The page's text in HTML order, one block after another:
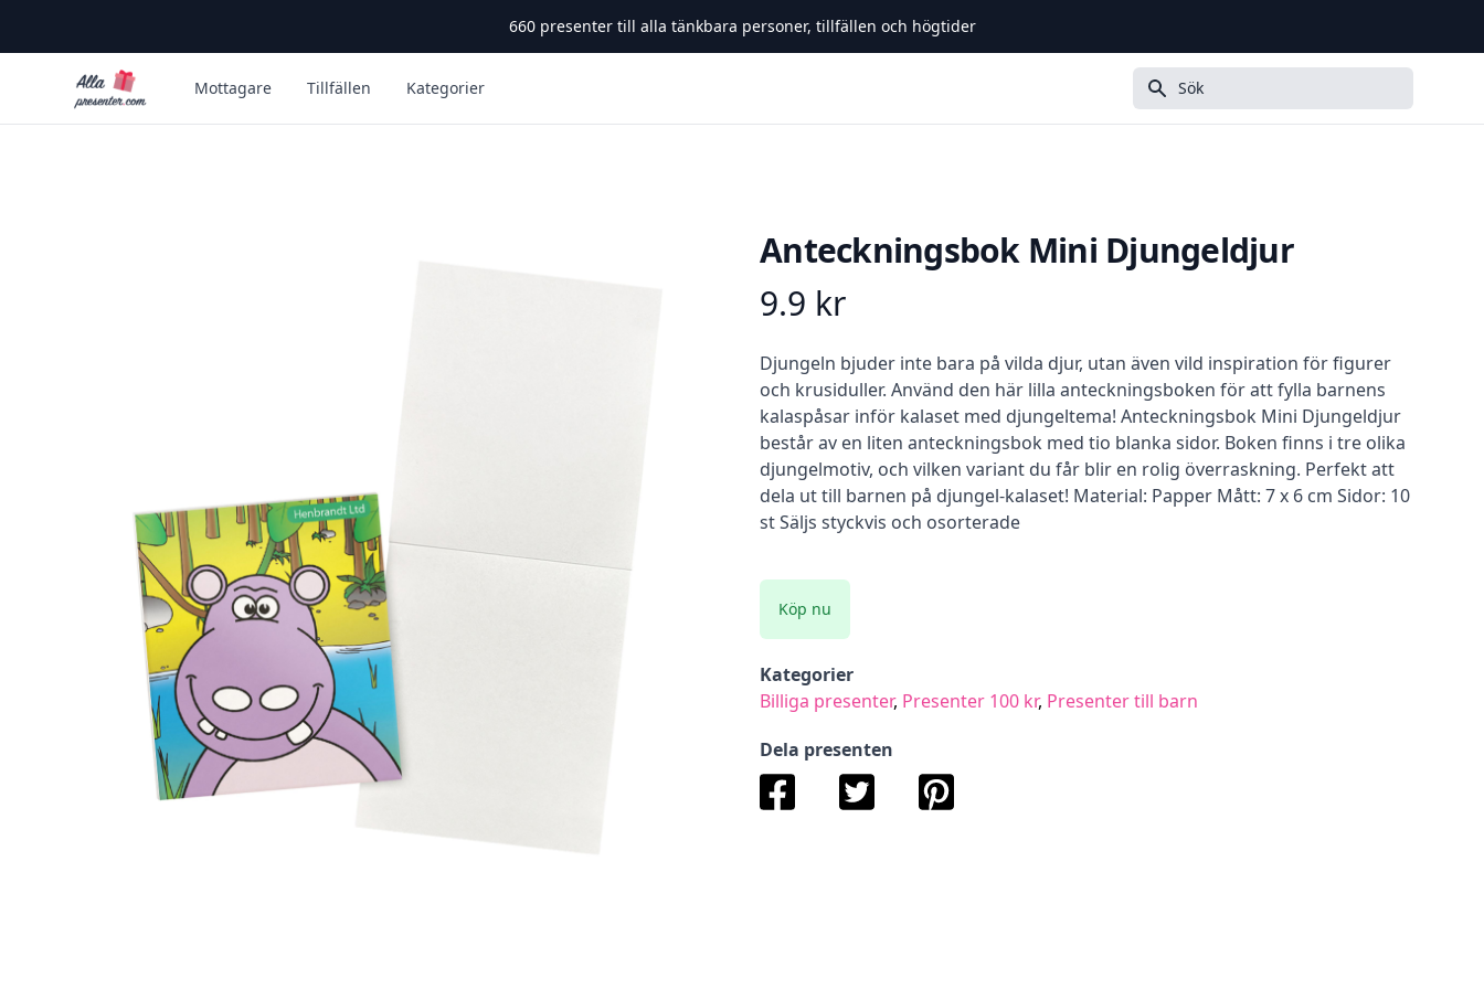
660presenter till alla tänkbara personer, tillfällen och högtider
Alla Presenter Mottagare Tillfällen Kategorier Sök
Anteckningsbok Mini Djungeldjur
Product information
9.9 kr
Beskrivning
Djungeln bjuder inte bara på vilda djur, utan även vild inspiration för figurer
och krusiduller. Använd den här lilla anteckningsboken för att fylla barnens
kalaspåsar inför kalaset med djungeltema! Anteckningsbok Mini Djungeldjur
består av en liten anteckningsbok med tio blanka sidor. Boken finns i tre olika
djungelmotiv, och vilken variant du får blir en rolig överraskning. Perfekt att
dela ut till barnen på djungel-kalaset! Material: Papper Mått: 7 x 6 cm Sidor: 10
st Säljs styckvis och osorterade
Köp nu
Kategorier
Billiga presenter, Presenter 100 kr, Presenter till barn
Dela presenten